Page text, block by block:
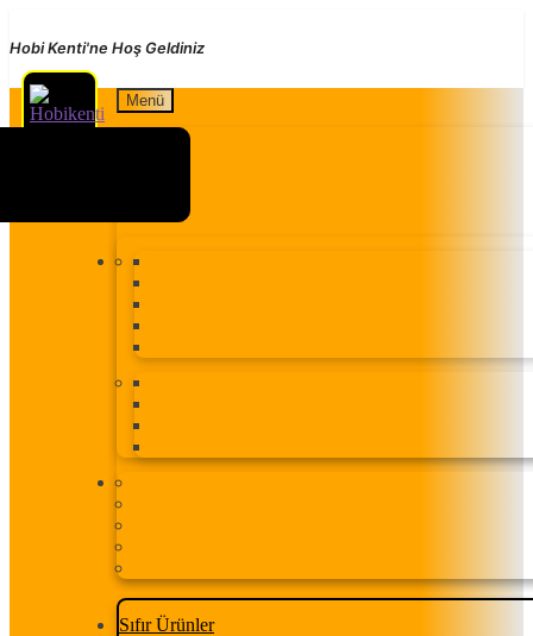
Hobi Kenti'ne Hoş Geldiniz
Dolaşıma
geç
İçeriğe
geç
Menü
Sıfır Ürünler